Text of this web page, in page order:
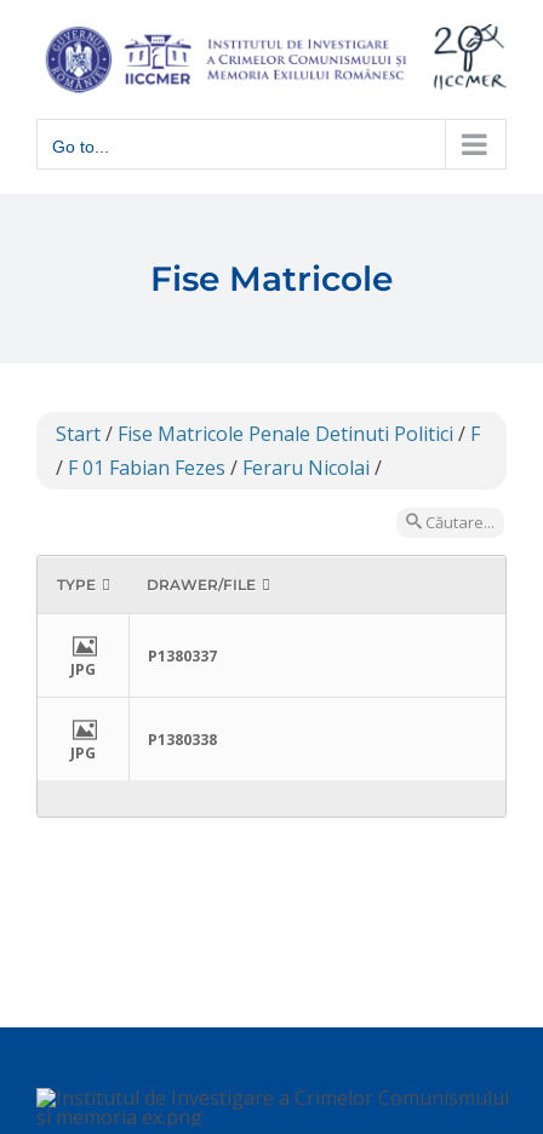
content
Go to...
Fise Matricole
Start/ Fise Matricole Penale Detinuti Politici / F
/ F 01 Fabian Fezes / Feraru Nicolai /
Căutare...
TYPE DRAWER/FILE
JPG
P1380337
JPG
P1380338